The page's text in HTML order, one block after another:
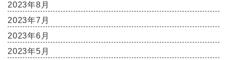
2023年8月
2023年7月
2023年6月
2023年5月